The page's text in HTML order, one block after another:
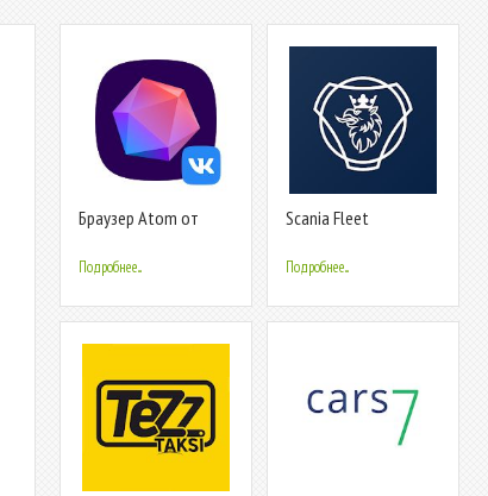
Браузер Atom от
Подробнее...
Scania Fleet
Подробнее...